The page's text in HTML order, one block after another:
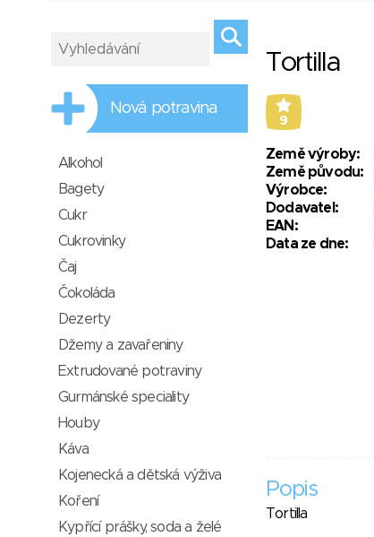
Tortilla
9
Země výroby:
Země původu:
Výrobce:
Dodavatel:
EAN:
Data ze dne:
Popis
Tortilla
Nová potravina
Alkohol
Bagety
Cukr
Cukrovinky
Čaj
Čokoláda
Dezerty
Džemy a zavařeniny
Extrudované potraviny
Gurmánské speciality
Houby
Káva
Kojenecká a dětská výživa
Koření
Kypřící prášky, soda a želé